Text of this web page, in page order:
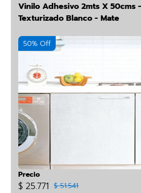
Vinilo Adhesivo 2mts X 50cms
Texturizado Blanco - Mate
50% Off
Precio
$ 25.771 $ 51.541